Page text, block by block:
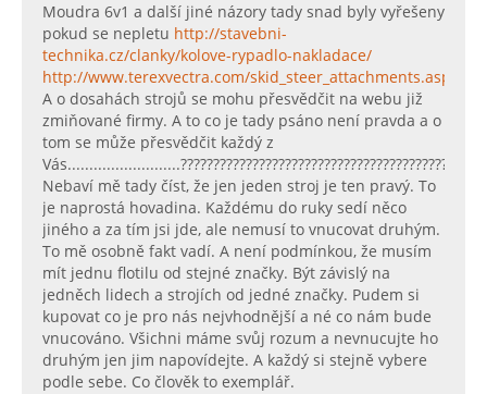
Moudra 6v1 a další jiné názory tady snad byly vyřešeny
pokud se nepletu http://stavebni-
technika.cz/clanky/kolove-rypadlo-nakladace/
http://www.terexvectra.com/skid_steer_attachments.asp
A o dosahách strojů se mohu přesvědčit na webu již
zmiňované firmy. A to co je tady psáno není pravda a o
tom se může přesvědčit každý z
Vás..........................???????????????????????????????????????????
Nebaví mě tady číst, že jen jeden stroj je ten pravý. To
je naprostá hovadina. Každému do ruky sedí něco
jiného a za tím jsi jde, ale nemusí to vnucovat druhým.
To mě osobně fakt vadí. A není podmínkou, že musím
mít jednu flotilu od stejné značky. Být závislý na
jedněch lidech a strojích od jedné značky. Pudem si
kupovat co je pro nás nejvhodnější a né co nám bude
vnucováno. Všichni máme svůj rozum a nevnucujte ho
druhým jen jim napovídejte. A každý si stejně vybere
podle sebe. Co člověk to exemplář.